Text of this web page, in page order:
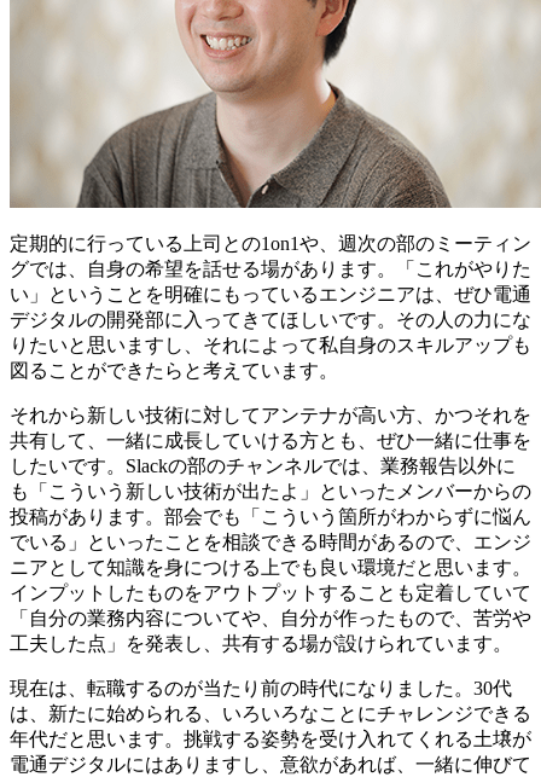
定期的に行っている上司との1on1や、週次の部のミーティン
グでは、自身の希望を話せる場があります。「これがやりた
い」ということを明確にもっているエンジニアは、ぜひ電通
デジタルの開発部に入ってきてほしいです。その人の力にな
りたいと思いますし、それによって私自身のスキルアップも
図ることができたらと考えています。
それから新しい技術に対してアンテナが高い方、かつそれを
共有して、一緒に成長していける方とも、ぜひ一緒に仕事を
したいです。Slackの部のチャンネルでは、業務報告以外に
も「こういう新しい技術が出たよ」といったメンバーからの
投稿があります。部会でも「こういう箇所がわからずに悩ん
でいる」といったことを相談できる時間があるので、エンジ
ニアとして知識を身につける上でも良い環境だと思います。
インプットしたものをアウトプットすることも定着していて
「自分の業務内容についてや、自分が作ったもので、苦労や
工夫した点」を発表し、共有する場が設けられています。
現在は、転職するのが当たり前の時代になりました。30代
は、新たに始められる、いろいろなことにチャレンジできる
年代だと思います。挑戦する姿勢を受け入れてくれる土壌が
電通デジタルにはありますし、意欲があれば、一緒に伸びて